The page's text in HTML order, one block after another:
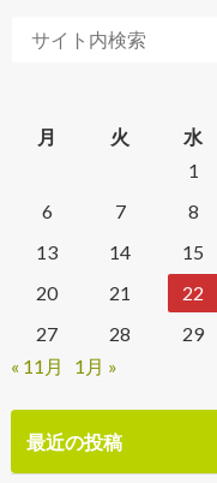
月
火 水
1
6
7 8
13
14 15
20
21 22
27
28 29
« 11月
1月 »
最近の投稿